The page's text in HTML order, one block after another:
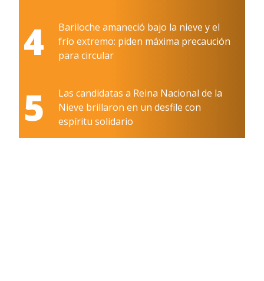
4
Bariloche amaneció bajo la nieve y el
frío extremo: piden máxima precaución
para circular
5
Las candidatas a Reina Nacional de la
Nieve brillaron en un desfile con
espíritu solidario